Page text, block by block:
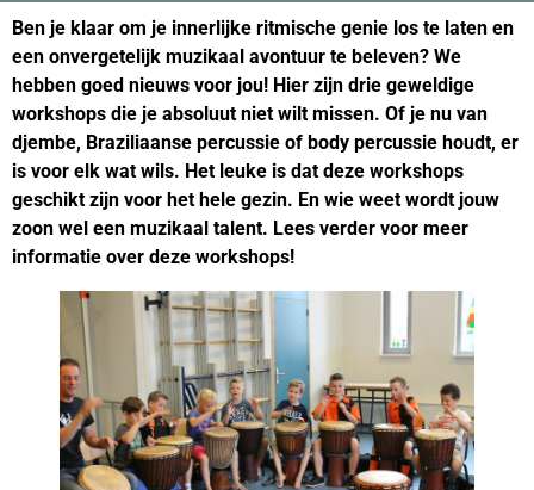
Ben je klaar om je innerlijke ritmische genie los te laten en
een onvergetelijk muzikaal avontuur te beleven? We
hebben goed nieuws voor jou! Hier zijn drie geweldige
workshops die je absoluut niet wilt missen. Of je nu van
djembe, Braziliaanse percussie of body percussie houdt, er
is voor elk wat wils. Het leuke is dat deze workshops
geschikt zijn voor het hele gezin. En wie weet wordt jouw
zoon wel een muzikaal talent. Lees verder voor meer
informatie over deze workshops!